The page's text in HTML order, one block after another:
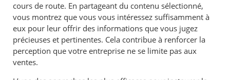
cours de route. En partageant du contenu sélectionné,
vous montrez que vous vous intéressez suffisamment à
eux pour leur offrir des informations que vous jugez
précieuses et pertinentes. Cela contribue à renforcer la
perception que votre entreprise ne se limite pas aux
ventes.